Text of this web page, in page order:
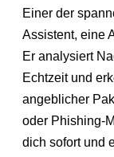
Einer der
Assistent, eine
Er analysiert
Echtzeit und
angeblicher
oder Phishing-
dich sofort und